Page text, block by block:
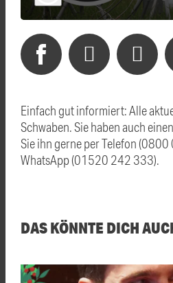
Einfach gut informiert: Alle
Schwaben. Sie haben auch
Sie ihn gerne per Telefon
WhatsApp (01520 242 333).
DAS KÖNNTE DICH